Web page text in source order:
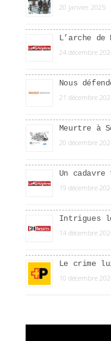
20 janvier 2025
L’arche de
24 décembre
Nous
21 décembre
Meurtre à
20 décembre
Un cadavre
19 décembre
Intrigues
14 décembre
Le crime
10 décembre